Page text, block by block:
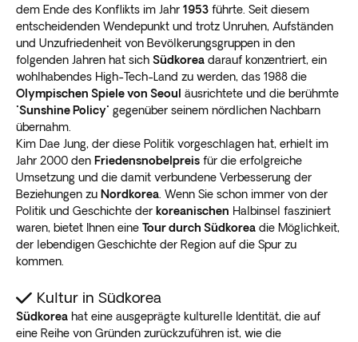
dem Ende des Konflikts im Jahr 1953 führte. Seit diesem
entscheidenden Wendepunkt und trotz Unruhen, Aufständen
und Unzufriedenheit von Bevölkerungsgruppen in den
folgenden Jahren hat sich Südkorea darauf konzentriert, ein
wohlhabendes High-Tech-Land zu werden, das 1988 die
Olympischen Spiele von Seoul äusrichtete und die berühmte
"Sunshine Policy" gegenüber seinem nördlichen Nachbarn
übernahm.
Kim Dae Jung, der diese Politik vorgeschlagen hat, erhielt im
Jahr 2000 den Friedensnobelpreis für die erfolgreiche
Umsetzung und die damit verbundene Verbesserung der
Beziehungen zu Nordkorea . Wenn Sie schon immer von der
Politik und Geschichte der koreanischen Halbinsel fasziniert
waren, bietet Ihnen eine Tour durch Südkorea die Möglichkeit,
der lebendigen Geschichte der Region auf die Spur zu
kommen.
Kultur in Südkorea
Südkorea hat eine ausgeprägte kulturelle Identität, die auf
eine Reihe von Gründen zurückzuführen ist, wie die